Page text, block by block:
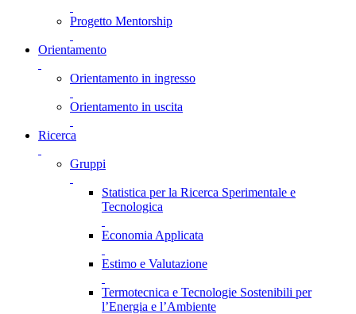
Progetto Mentorship
Orientamento
Orientamento in ingresso
Orientamento in uscita
Ricerca
Gruppi
Statistica per la Ricerca Sperimentale e
Tecnologica
Economia Applicata
Estimo e Valutazione
Termotecnica e Tecnologie Sostenibili per
l’Energia e l’Ambiente